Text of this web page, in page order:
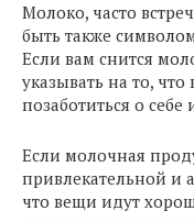
Молоко, часто
быть также
Если вам снится
указывать на то,
позаботиться о
Если молочная
привлекательной и
что вещи идут